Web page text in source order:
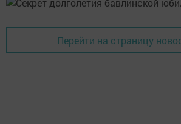
Перейти на страницу